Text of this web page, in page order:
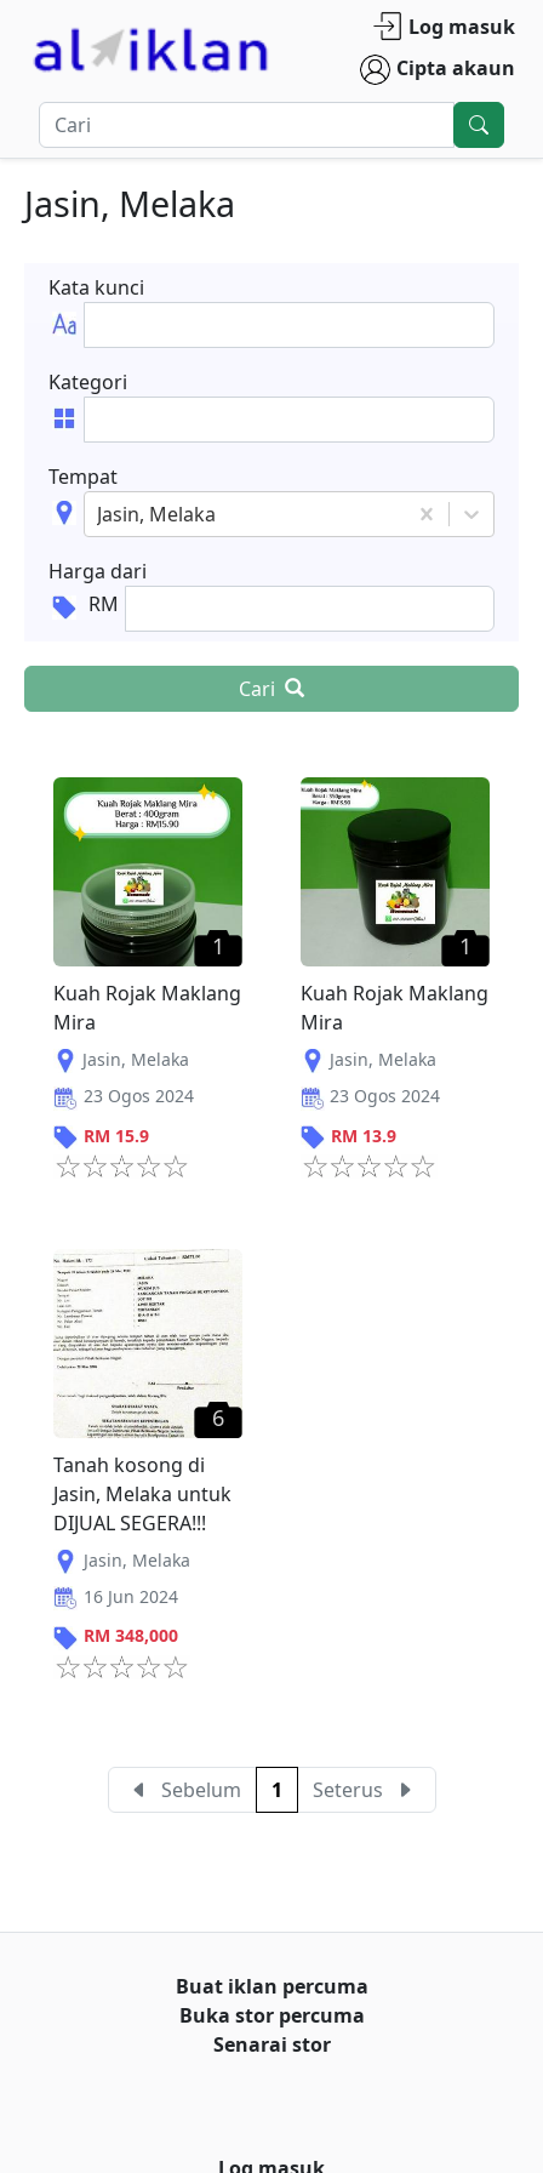
Log masuk
Cipta akaun
Jasin, Melaka
Kata kunci
Kategori
Tempat
Jasin, Melaka
Harga dari
RM
Cari
1
Kuah Rojak Maklang
Mira
Jasin, Melaka
23 Ogos 2024
RM 15.9
1
Kuah Rojak Maklang
Mira
Jasin, Melaka
23 Ogos 2024
RM 13.9
6
Tanah kosong di
Jasin, Melaka untuk
DIJUAL SEGERA!!!
Jasin, Melaka
16 Jun 2024
RM 348,000
Sebelum 1 Seterus
Buat iklan percuma
Buka stor percuma
Senarai stor